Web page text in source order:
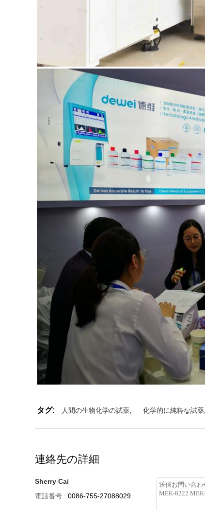
タグ: 人間の生物化学の試薬 化学的に純粋な試薬
連絡先の詳細
Sherry Cai
電話番号 : 0086-755-27088029